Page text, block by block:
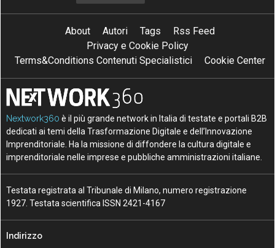
About Autori Tags
Rss Feed
Privacy e Cookie Policy
Terms&Conditions Contenuti Specialistici
Cookie Center
Nextwork360 è il più grande network in Italia di testate e portali B2B
dedicati ai temi della Trasformazione Digitale e dell’Innovazione
Imprenditoriale. Ha la missione di diffondere la cultura digitale e
imprenditoriale nelle imprese e pubbliche amministrazioni italiane.
Testata registrata al Tribunale di Milano, numero registrazione
1927. Testata scientifica ISSN 2421-4167
Indirizzo